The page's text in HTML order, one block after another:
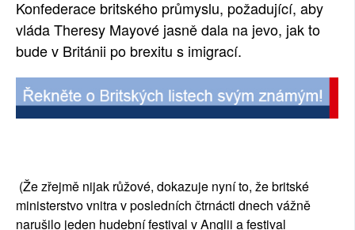
Konfederace britského průmyslu, požadující, aby
vláda Theresy Mayové jasně dala na jevo, jak to
bude v Británii po brexitu s imigrací.
(Že zřejmě nijak růžové, dokazuje nyní to, že britské
ministerstvo vnitra v posledních čtrnácti dnech vážně
narušilo jeden hudební festival v Anglii a festival